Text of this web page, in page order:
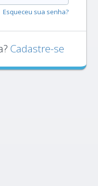
Esqueceu sua senha?
Cadastre-se